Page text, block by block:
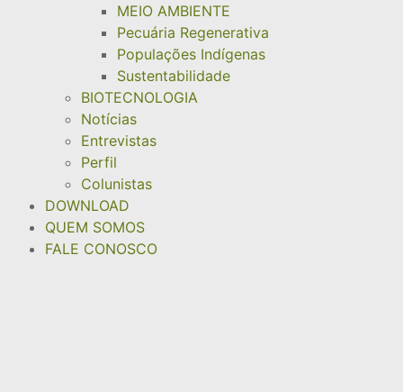
MEIO AMBIENTE
Pecuária Regenerativa
Populações Indígenas
Sustentabilidade
BIOTECNOLOGIA
Notícias
Entrevistas
Perfil
Colunistas
DOWNLOAD
QUEM SOMOS
FALE CONOSCO